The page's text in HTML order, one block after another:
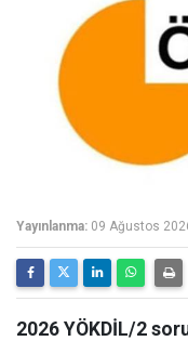
Yayınlanma: 09 Ağustos
2026 YÖKDİL/2